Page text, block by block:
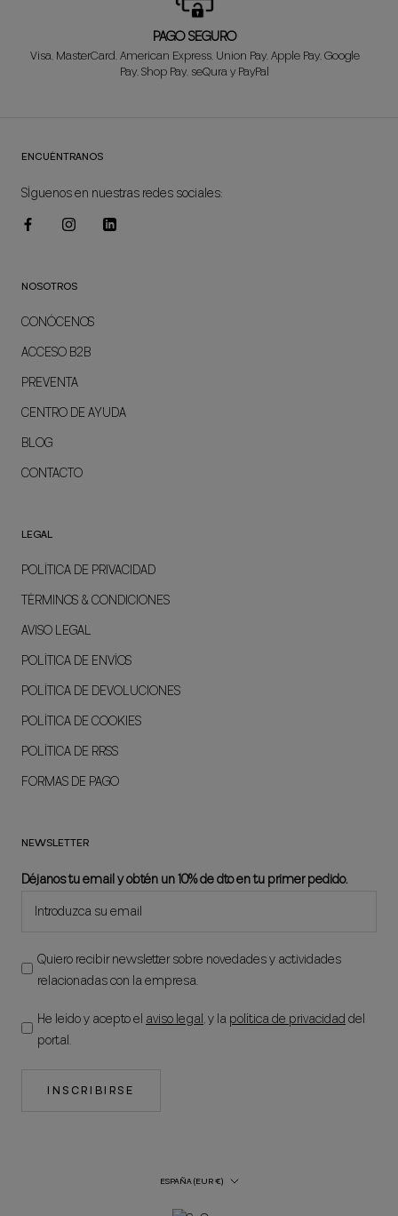
PAGO SEGURO
Visa, MasterCard, American Express, Union Pay, Apple Pay, Google
Pay, Shop Pay, seQura y PayPal
ENCUÉNTRANOS
SÍguenos en nuestras redes sociales:
NOSOTROS
CONÓCENOS
ACCESO B2B
PREVENTA
CENTRO DE AYUDA
BLOG
CONTACTO
LEGAL
POLÍTICA DE PRIVACIDAD
TÉRMINOS & CONDICIONES
AVISO LEGAL
POLÍTICA DE ENVÍOS
POLÍTICA DE DEVOLUCIONES
POLÍTICA DE COOKIES
POLÍTICA DE RRSS
FORMAS DE PAGO
NEWSLETTER
Déjanos tu email y obtén un 10% de dto en tu primer pedido.
Quiero recibir newsletter sobre novedades y actividades
relacionadas con la empresa.
He leído y acepto el aviso legal, y lapolítica de privacidaddel
portal.
INSCRIBIRSE
País/región
ESPAÑA (EUR €)